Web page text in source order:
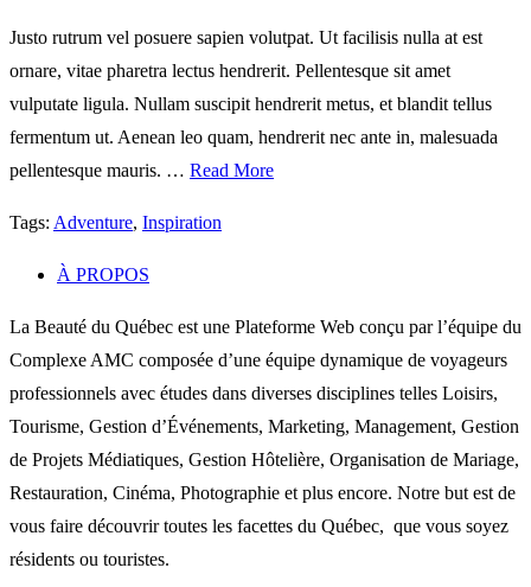
Justo rutrum vel posuere sapien volutpat. Ut facilisis nulla at est
ornare, vitae pharetra lectus hendrerit. Pellentesque sit amet
vulputate ligula. Nullam suscipit hendrerit metus, et blandit tellus
fermentum ut. Aenean leo quam, hendrerit nec ante in, malesuada
pellentesque mauris. … Read More
Tags: Adventure, Inspiration
À PROPOS
La Beauté du Québec est une Plateforme Web conçu par l’équipe du
Complexe AMC composée d’une équipe dynamique de voyageurs
professionnels avec études dans diverses disciplines telles Loisirs,
Tourisme, Gestion d’Événements, Marketing, Management, Gestion
de Projets Médiatiques, Gestion Hôtelière, Organisation de Mariage,
Restauration, Cinéma, Photographie et plus encore. Notre but est de
vous faire découvrir toutes les facettes du Québec, que vous soyez
résidents ou touristes.